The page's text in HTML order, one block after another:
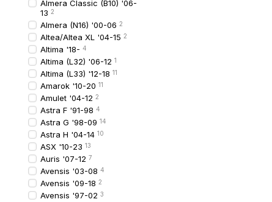
Almera Classic (B10) '06-
13 2
Almera (N16) '00-06 2
Altea/Altea XL '04-15 2
Altima '18- 4
Altima (L32) '06-12 1
Altima (L33) '12-18 11
Amarok '10-20 11
Amulet '04-12 2
Astra F '91-98 4
Astra G '98-09 14
Astra H '04-14 10
ASX '10-23 13
Auris '07-12 7
Avensis '03-08 4
Avensis '09-18 2
Avensis '97-02 3